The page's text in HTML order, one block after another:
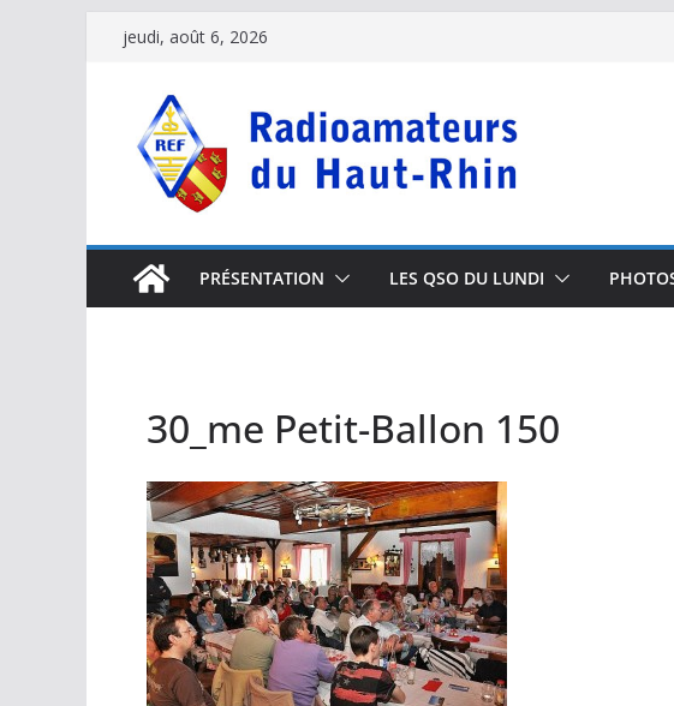
Passerjeudi, août 6, 2026
PRÉSENTATION LES QSO DU LUNDI
30_me Petit-Ballon 150